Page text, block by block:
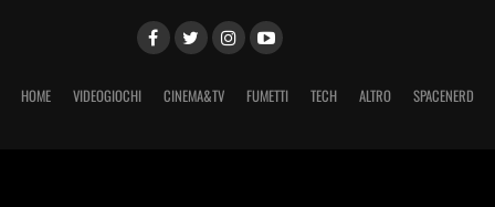
HOME VIDEOGIOCHI CINEMA&TV FUMETTI TECH ALTRO SPACENERD